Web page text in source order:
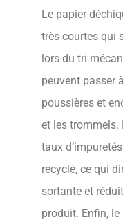
Le papier
très courtes qui
lors du tri
peuvent passer
poussières et
et les trommels.
taux
recyclé, ce qui
sortante et
produit. Enfin,